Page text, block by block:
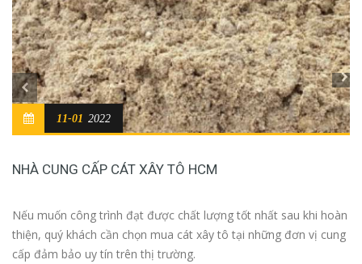
NHÀ CUNG CẤP CÁT XÂY TÔ HCM
11-01 2022
Nếu muốn công trình đạt được chất lượng tốt nhất sau khi hoàn
thiện, quý khách cần chọn mua cát xây tô tại những đơn vị cung
cấp đảm bảo uy tín trên thị trường.